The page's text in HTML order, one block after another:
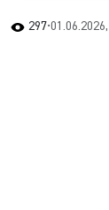
297•